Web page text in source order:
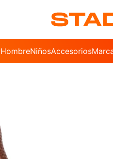
HombreNiñosAccesorios